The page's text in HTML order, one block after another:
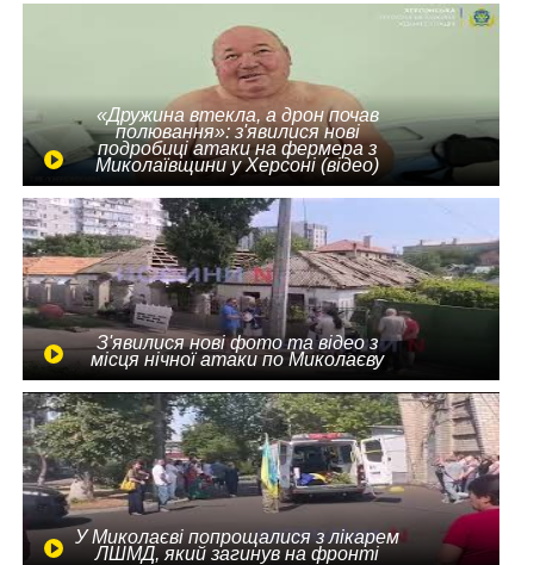
«Дружина втекла, а дрон почав
полювання»: з'явилися нові
подробиці атаки на фермера з
Миколаївщини у Херсоні (відео)
З'явилися нові фото та відео з
місця нічної атаки по Миколаєву
У Миколаєві попрощалися з лікарем
ЛШМД, який загинув на фронті